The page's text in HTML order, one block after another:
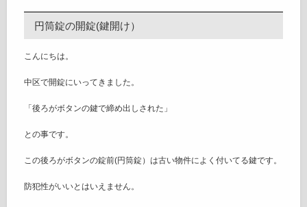
円筒錠の開錠(鍵開け）
こんにちは。
中区で開錠にいってきました。
「後ろがボタンの鍵で締め出しされた」
との事です。
この後ろがボタンの錠前(円筒錠）は古い物件によく付いてる鍵です。
防犯性がいいとはいえません。